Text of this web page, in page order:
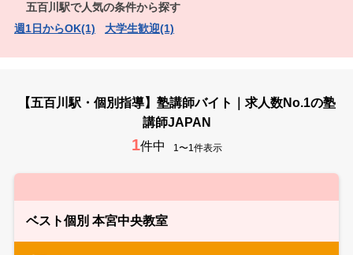
五百川駅で人気の条件から探す
週1日からOK(1)
大学生歓迎(1)
【五百川駅・個別指導】塾講師バイト｜求人数No.1の塾
講師JAPAN
1件中 1〜1件表示
ベスト個別 本宮中央教室